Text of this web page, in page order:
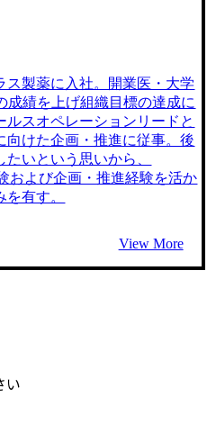
ス製薬に入社。開業医・大学
成績を上げ組織目標の達成に
スオペレーションリードと
向けた企画・推進に従事。後
いという思いから、
および企画・推進経験を活か
有す。
View More
い